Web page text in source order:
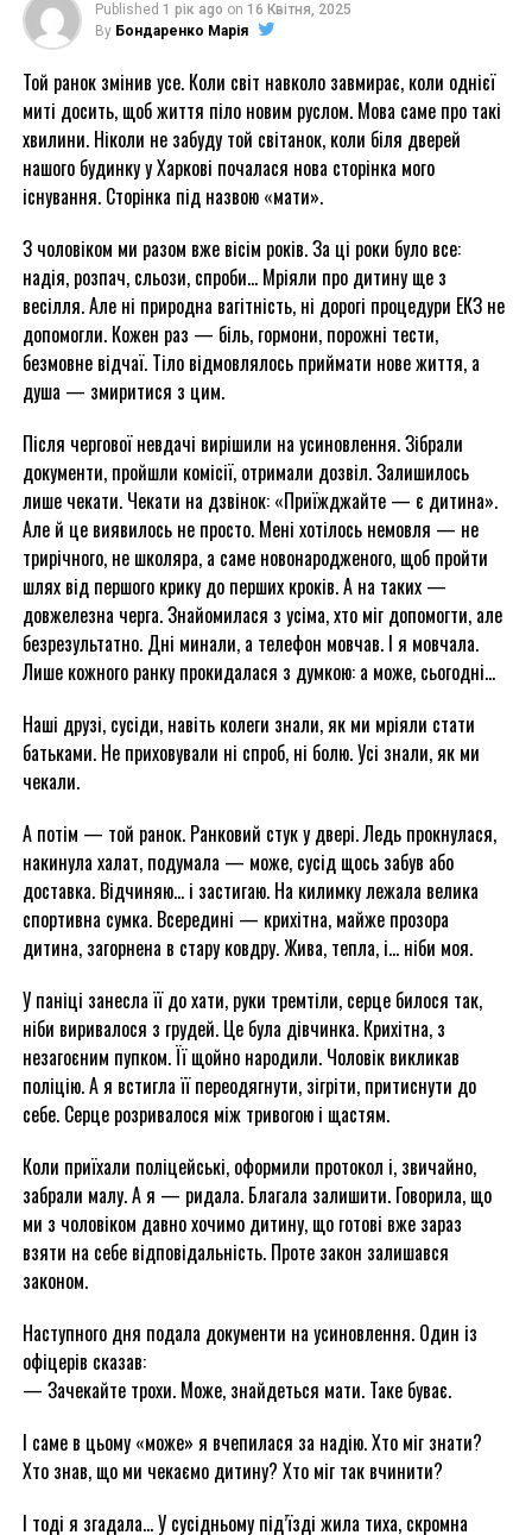
Published 1 рік ago on 16 Квітня, 2025
By Бондаренко Марія
Той ранок змінив усе. Коли світ навколо завмирає, коли однієї
миті досить, щоб життя піло новим руслом. Мова саме про такі
хвилини. Ніколи не забуду той світанок, коли біля дверей
нашого будинку у Харкові почалася нова сторінка мого
існування. Сторінка під назвою «мати».
З чоловіком ми разом вже вісім років. За ці роки було все:
надія, розпач, сльози, спроби… Мріяли про дитину ще з
весілля. Але ні природна вагітність, ні дорогі процедури ЕКЗ не
допомогли. Кожен раз — біль, гормони, порожні тести,
безмовне відчаї. Тіло відмовлялось приймати нове життя, а
душа — змиритися з цим.
Після чергової невдачі вирішили на усиновлення. Зібрали
документи, пройшли комісії, отримали дозвіл. Залишилось
лише чекати. Чекати на дзвінок: «Приїжджайте — є дитина».
Але й це виявилось не просто. Мені хотілось немовля — не
трирічного, не школяра, а саме новонародженого, щоб пройти
шлях від першого крику до перших кроків. А на таких —
довжелезна черга. Знайомилася з усіма, хто міг допомогти, але
безрезультатно. Дні минали, а телефон мовчав. І я мовчала.
Лише кожного ранку прокидалася з думкою: а може, сьогодні…
Наші друзі, сусіди, навіть колеги знали, як ми мріяли стати
батьками. Не приховували ні спроб, ні болю. Усі знали, як ми
чекали.
А потім — той ранок. Ранковий стук у двері. Ледь прокнулася,
накинула халат, подумала — може, сусід щось забув або
доставка. Відчиняю… і застигаю. На килимку лежала велика
спортивна сумка. Всередині — крихітна, майже прозора
дитина, загорнена в стару ковдру. Жива, тепла, і… ніби моя.
У паніці занесла її до хати, руки тремтіли, серце билося так,
ніби виривалося з грудей. Це була дівчинка. Крихітна, з
незагоєним пупком. Її щойно народили. Чоловік викликав
поліцію. А я встигла її переодягнути, зігріти, притиснути до
себе. Серце розривалося між тривогою і щастям.
Коли приїхали поліцейські, оформили протокол і, звичайно,
забрали малу. А я — ридала. Благала залишити. Говорила, що
ми з чоловіком давно хочимо дитину, що готові вже зараз
взяти на себе відповідальність. Проте закон залишався
законом.
Наступного дня подала документи на усиновлення. Один із
офіцерів сказав:
— Зачекайте трохи. Може, знайдеться мати. Таке буває.
І саме в цьому «може» я вчепилася за надію. Хто міг знати?
Хто знав, що ми чекаємо дитину? Хто міг так вчинити?
І тоді я згадала… У сусідньому під’їзді жила тиха, скромна